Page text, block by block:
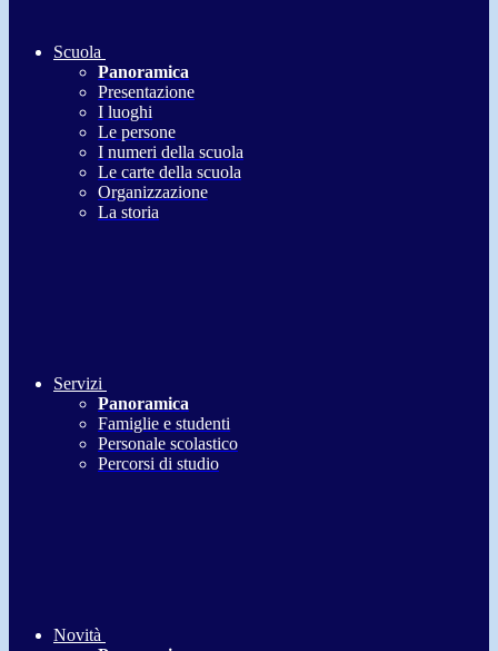
Scuola
Panoramica
Presentazione
I luoghi
Le persone
I numeri della scuola
Le carte della scuola
Organizzazione
La storia
Servizi
Panoramica
Famiglie e studenti
Personale scolastico
Percorsi di studio
Novità